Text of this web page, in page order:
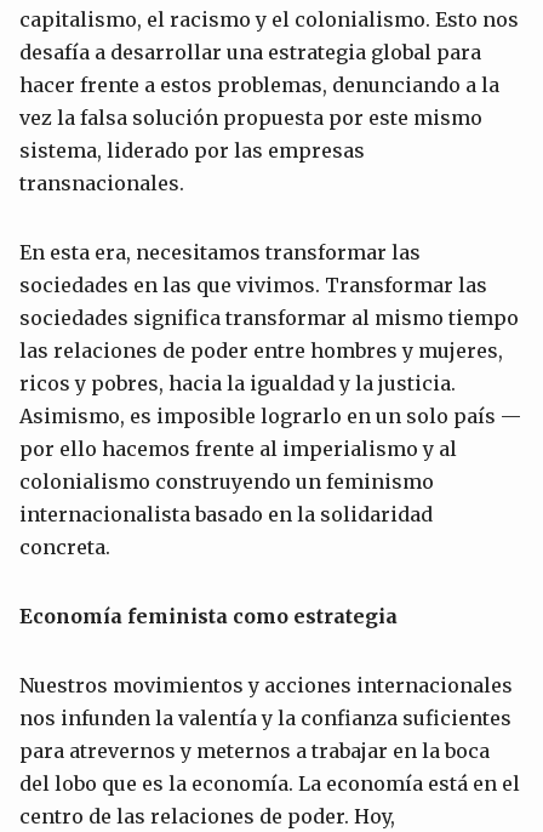
capitalismo, el racismo y el colonialismo. Esto nos
desafía a desarrollar una estrategia global para
hacer frente a estos problemas, denunciando a la
vez la falsa solución propuesta por este mismo
sistema, liderado por las empresas
transnacionales.
En esta era, necesitamos transformar las
sociedades en las que vivimos. Transformar las
sociedades significa transformar al mismo tiempo
las relaciones de poder entre hombres y mujeres,
ricos y pobres, hacia la igualdad y la justicia.
Asimismo, es imposible lograrlo en un solo país —
por ello hacemos frente al imperialismo y al
colonialismo construyendo un feminismo
internacionalista basado en la solidaridad
concreta.
Economía feminista como estrategia
Nuestros movimientos y acciones internacionales
nos infunden la valentía y la confianza suficientes
para atrevernos y meternos a trabajar en la boca
del lobo que es la economía. La economía está en el
centro de las relaciones de poder. Hoy,